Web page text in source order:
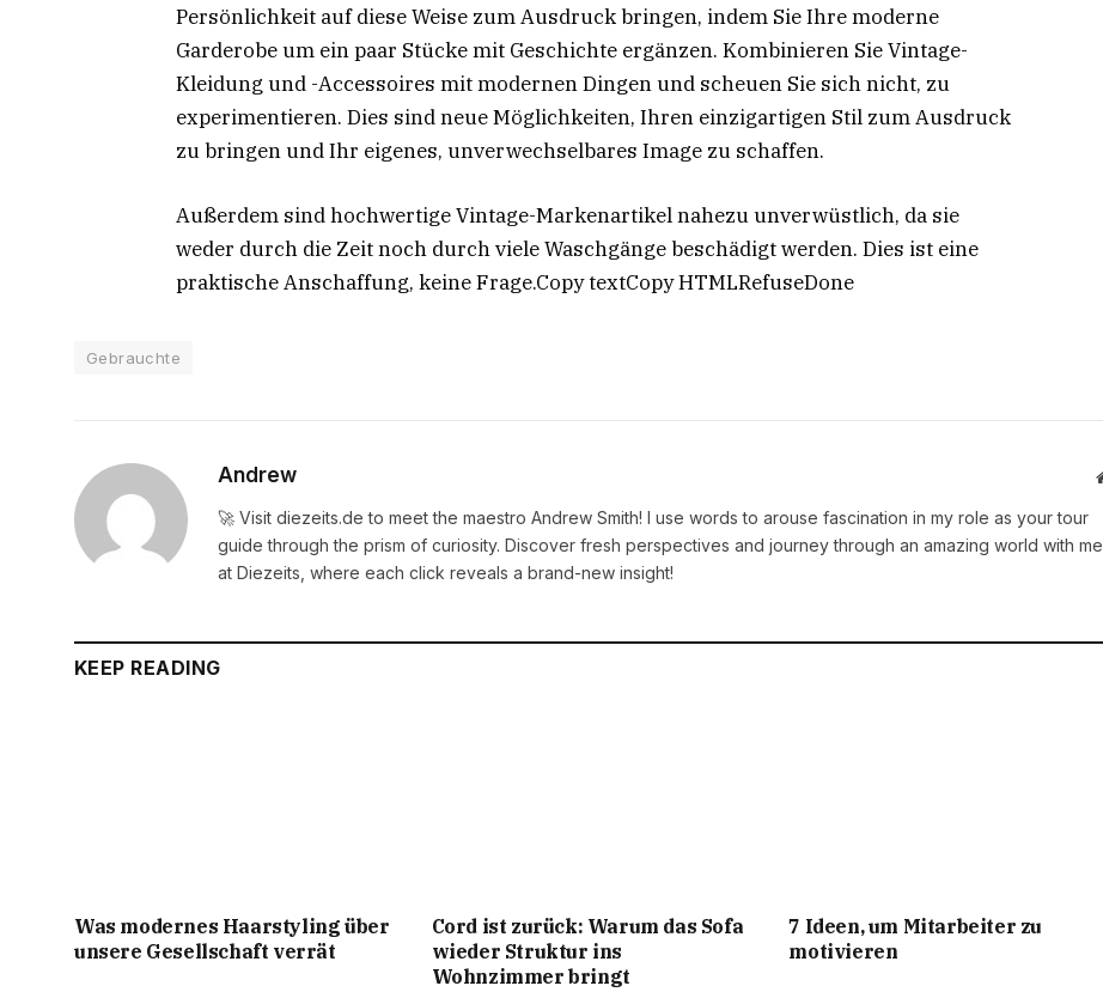
Persönlichkeit auf diese Weise zum Ausdruck bringen, indem Sie Ihre moderne
Garderobe um ein paar Stücke mit Geschichte ergänzen. Kombinieren Sie Vintage-
Kleidung und -Accessoires mit modernen Dingen und scheuen Sie sich nicht, zu
experimentieren. Dies sind neue Möglichkeiten, Ihren einzigartigen Stil zum Ausdruck
zu bringen und Ihr eigenes, unverwechselbares Image zu schaffen.
Außerdem sind hochwertige Vintage-Markenartikel nahezu unverwüstlich, da sie
weder durch die Zeit noch durch viele Waschgänge beschädigt werden. Dies ist eine
praktische Anschaffung, keine Frage.Copy textCopy HTMLRefuseDone
Gebrauchte
Andrew
🚀 Visit diezeits.de to meet the maestro Andrew Smith! I use words to arouse fascination in my role as your tour
guide through the prism of curiosity. Discover fresh perspectives and journey through an amazing world with me
at Diezeits, where each click reveals a brand-new insight!
KEEP READING
Was modernes Haarstyling über
unsere Gesellschaft verrät
Cord ist zurück: Warum das Sofa
wieder Struktur ins
Wohnzimmer bringt
7 Ideen, um Mitarbeiter zu
motivieren